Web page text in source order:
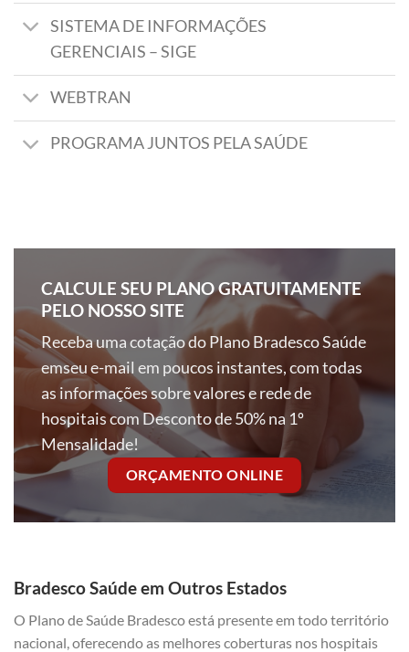
SISTEMA DE INFORMAÇÕES
GERENCIAIS – SIGE
WEBTRAN
PROGRAMA JUNTOS PELA SAÚDE
CALCULE SEU PLANO GRATUITAMENTE
PELO NOSSO SITE
Receba uma cotação do Plano Bradesco Saúde
emseu e-mail em poucos instantes, com todas
as informações sobre valores e rede de
hospitais com Desconto de 50% na 1º
Mensalidade!
ORÇAMENTO ONLINE
Bradesco Saúde em Outros Estados
O Plano de Saúde Bradesco está presente em todo território
nacional, oferecendo as melhores coberturas nos hospitais